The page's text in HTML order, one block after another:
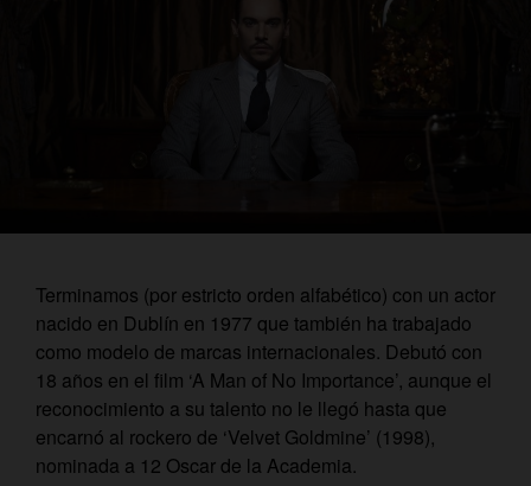
Terminamos (por estricto orden alfabético) con un actor
nacido en Dublín en 1977 que también ha trabajado
como modelo de marcas internacionales. Debutó con
18 años en el film ‘A Man of No Importance’, aunque el
reconocimiento a su talento no le llegó hasta que
encarnó al rockero de ‘Velvet Goldmine’ (1998),
nominada a 12 Oscar de la Academia.